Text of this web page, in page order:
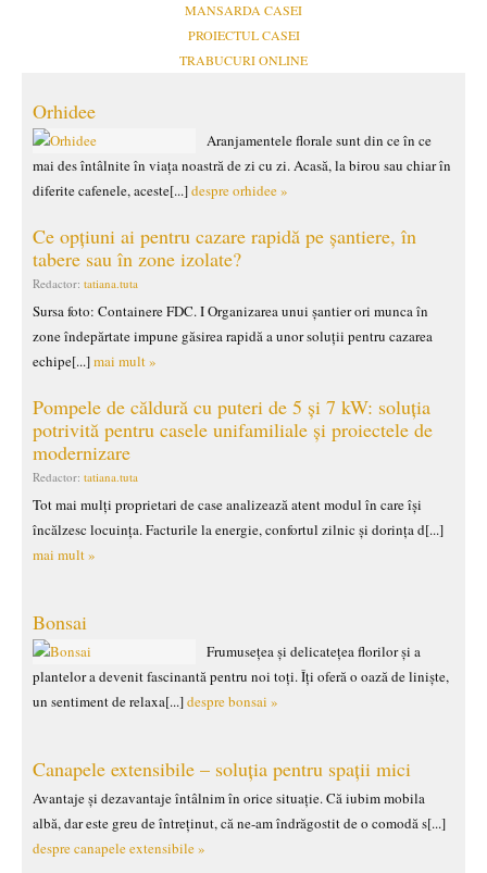
MANSARDA CASEI
PROIECTUL CASEI
TRABUCURI ONLINE
Orhidee
Aranjamentele florale sunt din ce în ce
mai des întâlnite în viața noastră de zi cu zi. Acasă, la birou sau chiar în
diferite cafenele, aceste[...]despre orhidee »
Ce opțiuni ai pentru cazare rapidă pe șantiere, în
tabere sau în zone izolate?
Redactor: tatiana.tuta
Sursa foto: Containere FDC. I Organizarea unui șantier ori munca în
zone îndepărtate impune găsirea rapidă a unor soluții pentru cazarea
echipe[...]mai mult »
Pompele de căldură cu puteri de 5 și 7 kW: soluția
potrivită pentru casele unifamiliale și proiectele de
modernizare
Redactor: tatiana.tuta
Tot mai mulți proprietari de case analizează atent modul în care își
încălzesc locuința. Facturile la energie, confortul zilnic și dorința d[...]
mai mult »
Bonsai
Frumusețea și delicatețea florilor și a
plantelor a devenit fascinantă pentru noi toți. Îți oferă o oază de liniște,
un sentiment de relaxa[...]despre bonsai »
Canapele extensibile – soluția pentru spații mici
Avantaje și dezavantaje întâlnim în orice situație. Că iubim mobila
albă, dar este greu de întreținut, că ne-am îndrăgostit de o comodă s[...]
despre canapele extensibile »